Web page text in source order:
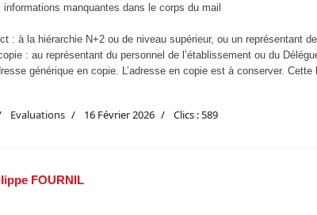
manquantes dans le corps du mail
: à la hiérarchie N+2 ou de niveau supérieur, ou un représentant
: au représentant du personnel de l’établissement ou du
générique en copie. L’adresse en copie est à conserver.
Evaluations 16 Février 2026 Clics : 589
FOURNIL